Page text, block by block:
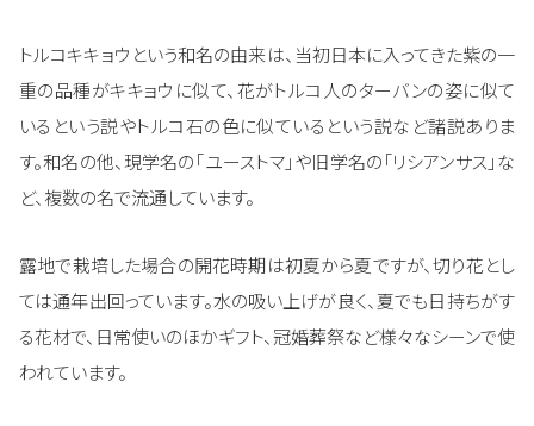
トルコキキョウという和名の由来は、当初日本に入ってきた紫の一
重の品種がキキョウに似て、花がトルコ人のターバンの姿に似て
いるという説やトルコ石の色に似ているという説など諸説ありま
す。和名の他、現学名の「ユーストマ」や旧学名の「リシアンサス」な
ど、複数の名で流通しています。
露地で栽培した場合の開花時期は初夏から夏ですが、切り花とし
ては通年出回っています。水の吸い上げが良く、夏でも日持ちがす
る花材で、日常使いのほかギフト、冠婚葬祭など様々なシーンで使
われています。